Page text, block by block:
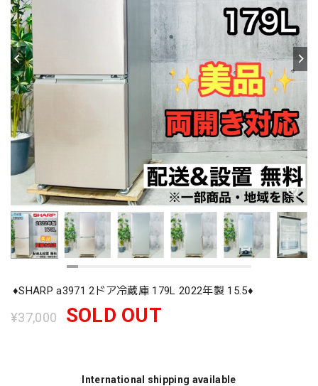
♦️SHARP a3971 2ドア冷蔵庫 179L 2022年製 15.5♦️
¥37,000 SOLD OUT
International shipping available